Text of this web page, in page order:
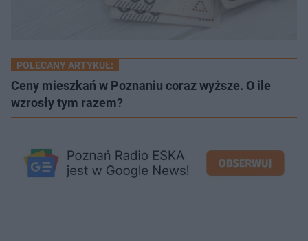
POLECANY ARTYKUŁ:
Ceny mieszkań w Poznaniu coraz wyższe. O ile
wzrosły tym razem?